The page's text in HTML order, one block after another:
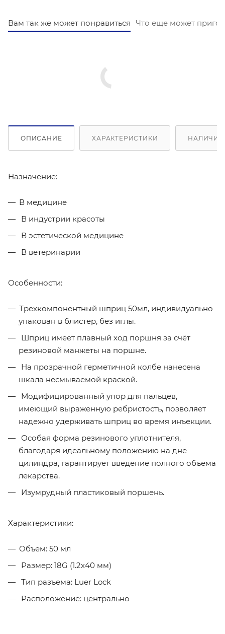
Вам так же может понравиться Что еще может
ОПИСАНИЕ ХАРАКТЕРИСТИКИ НАЛИЧИЕ
Назначение:
В медицине
В индустрии красоты
В эстетической медицине
В ветеринарии
Особенности:
Трехкомпонентный шприц 50мл, индивидуально
упакован в блистер, без иглы.
Шприц имеет плавный ход поршня за счёт
резиновой манжеты на поршне.
На прозрачной герметичной колбе нанесена
шкала несмываемой краской.
Модифицированный упор для пальцев,
имеющий выраженную ребристость, позволяет
надежно удерживать шприц во время инъекции.
Особая форма резинового уплотнителя,
благодаря идеальному положению на дне
цилиндра, гарантирует введение полного объема
лекарства.
Изумрудный пластиковый поршень.
Характеристики:
Объем: 50 мл
Размер: 18G (1.2х40 мм)
Тип разъема: Luer Lock
Расположение: центрально